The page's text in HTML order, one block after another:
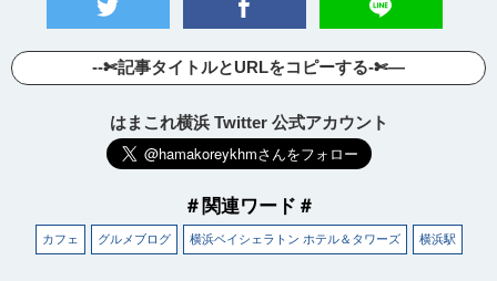
--✄記事タイトルとURLをコピーする-✄—
はまこれ横浜 Twitter 公式アカウント
＃関連ワード＃
カフェ グルメブログ 横浜ベイシェラトン ホテル＆タワーズ 横浜駅